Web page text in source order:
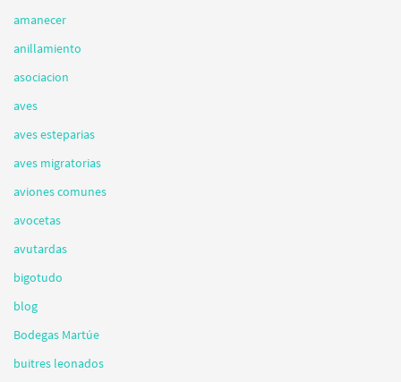
amanecer
anillamiento
asociacion
aves
aves esteparias
aves migratorias
aviones comunes
avocetas
avutardas
bigotudo
blog
Bodegas Martúe
buitres leonados